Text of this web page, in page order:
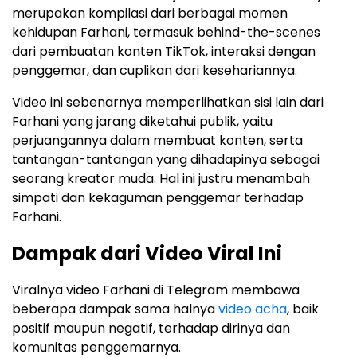
merupakan kompilasi dari berbagai momen
kehidupan Farhani, termasuk behind-the-scenes
dari pembuatan konten TikTok, interaksi dengan
penggemar, dan cuplikan dari kesehariannya.
Video ini sebenarnya memperlihatkan sisi lain dari
Farhani yang jarang diketahui publik, yaitu
perjuangannya dalam membuat konten, serta
tantangan-tantangan yang dihadapinya sebagai
seorang kreator muda. Hal ini justru menambah
simpati dan kekaguman penggemar terhadap
Farhani.
Dampak dari Video Viral Ini
Viralnya video Farhani di Telegram membawa
beberapa dampak sama halnyavideo acha, baik
positif maupun negatif, terhadap dirinya dan
komunitas penggemarnya.